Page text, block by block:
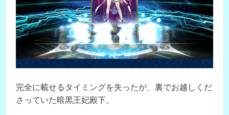
完全に載せるタイミングを失ったが、裏でお越しくだ
さっていた暗黒王妃殿下。